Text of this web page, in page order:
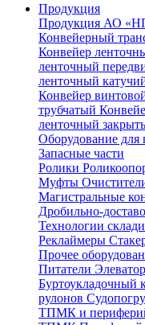
Продукция
Продукция АО
Конвейерный
Конвейер
ленточный
ленточный
Конвейер
трубчатый
ленточный
Оборудование для
Запасные части
Ролики
Муфты
Магистральные
Дробильно-
Технологии
Реклаймеры
Прочее
Питатели Элеватор
Буртоукладочный
рулонов
ТПМК и